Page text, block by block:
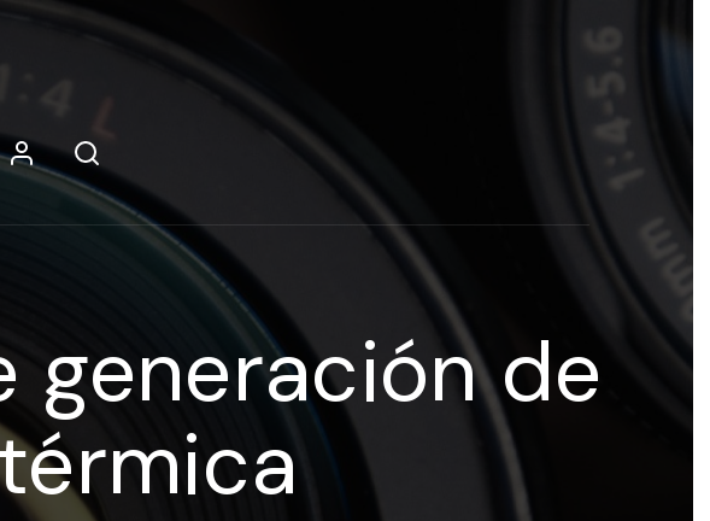
generación de
Contenidos, programas y recursos educativos de Grupo Esneca TV
y contraseña